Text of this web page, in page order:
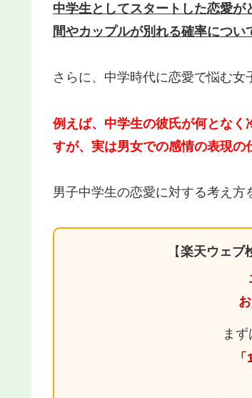
中学生としてスタートした恋愛
間やカップルが別れる確率につい
さらに、中学時代に恋愛で悩む女
例えば、中学生の彼氏が何とな
すが、実は男女での感情の表現の
男子中学生の恋愛に対する考え方
【楽天ウェブ
まず